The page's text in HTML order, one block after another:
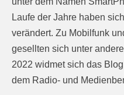
Laufe der Jahre haben
verändert. Zu Mobilfunk
gesellten sich unter
2022 widmet sich das
dem Radio- und